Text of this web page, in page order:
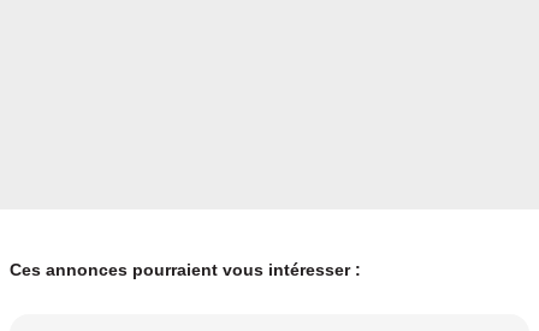
Ces annonces pourraient vous intéresser :